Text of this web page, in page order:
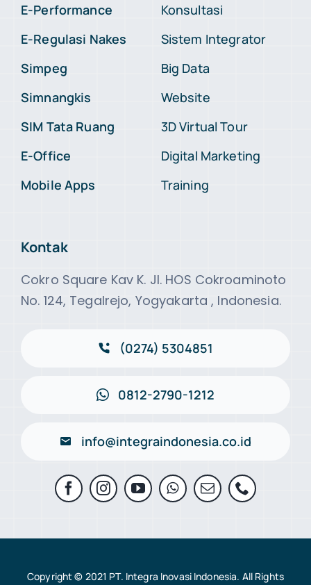
E-Performance
E-Regulasi Nakes
Simpeg
Simnangkis
SIM Tata Ruang
E-Office
Mobile Apps
Konsultasi
Sistem Integrator
Big Data
Website
3D Virtual Tour
Digital Marketing
Training
Kontak
Cokro Square Kav K. Jl. HOS Cokroaminoto
No. 124, Tegalrejo, Yogyakarta , Indonesia.
(0274) 5304851
0812-2790-1212
info@integraindonesia.co.id
Copyright © 2021 PT. Integra Inovasi Indonesia. All Rights